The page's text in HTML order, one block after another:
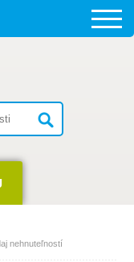
nehnuteľností